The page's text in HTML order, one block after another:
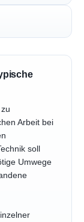
Arbeit bei
soll
Umwege